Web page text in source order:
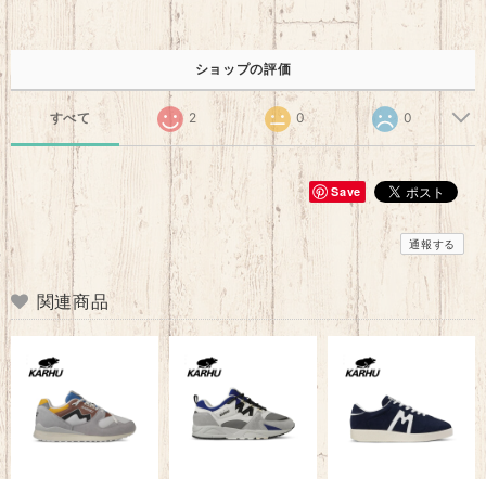
ショップの評価
すべて 2 0 0
Save
通報する
関連商品